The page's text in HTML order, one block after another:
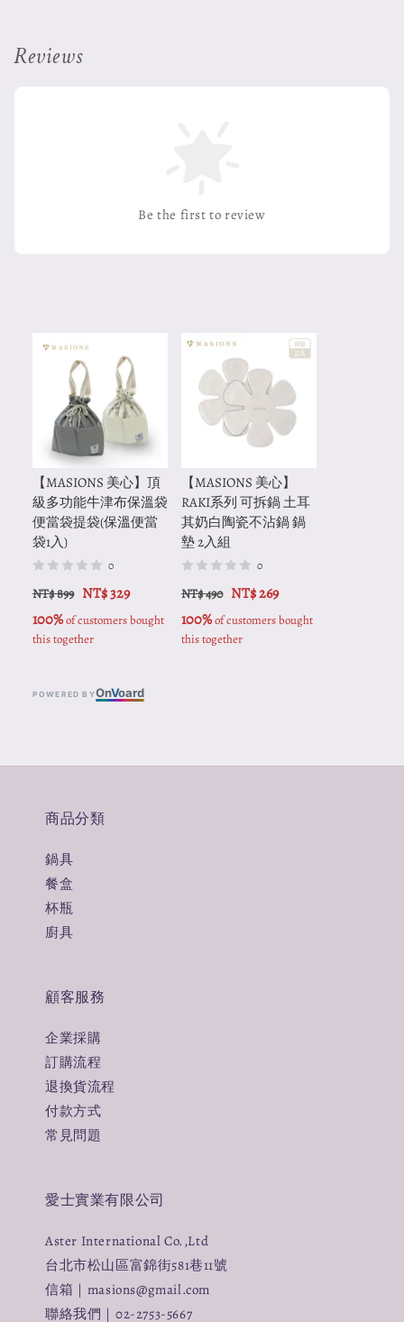
Reviews
Be the first to review
【MASIONS 美心】頂
級多功能牛津布保溫袋
便當袋提袋(保溫便當
袋1入)
0
NT$ 899 NT$ 329
100% of customers bought
this together
【MASIONS 美心】
RAKI系列 可拆鍋 土耳
其奶白陶瓷不沾鍋 鍋
墊 2入組
0
NT$ 490 NT$ 269
100% of customers bought
this together
POWERED BYOnVoard
商品分類
鍋具
餐盒
杯瓶
廚具
顧客服務
企業採購
訂購流程
退換貨流程
付款方式
常見問題
愛士實業有限公司
Aster International Co.,Ltd
台北市松山區富錦街581巷11號
信箱｜masions@gmail.com
聯絡我們｜02-2753-5667